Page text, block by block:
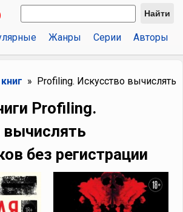
Найти
Жанры Серии Авторы
Profiling. Искусство вычислять
Profiling.
вычислять
без регистрации